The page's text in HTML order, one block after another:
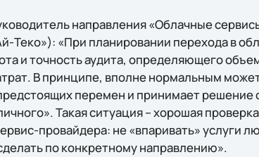
направления «Облачные
Теко»): «При планировании перехода в
и точность аудита, определяющего
В принципе, вполне нормальным
перемен и принимает решение
Такая ситуация – хорошая
провайдера: не «впаривать» услуги
по конкретному направлению».